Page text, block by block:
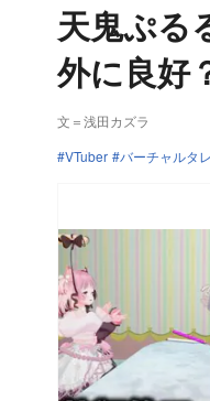
天鬼ぷる
外に良好
文＝浅田カズラ
VTuber
バーチャルタ